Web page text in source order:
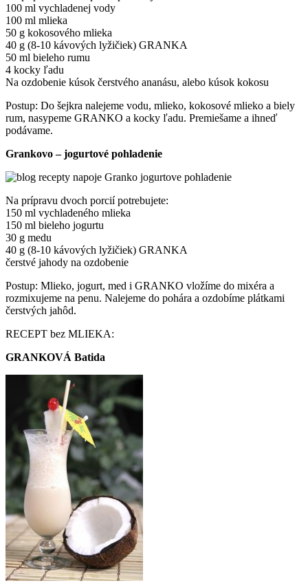
100 ml vychladenej vody
100 ml mlieka
50 g kokosového mlieka
40 g (8-10 kávových lyžičiek) GRANKA
50 ml bieleho rumu
4 kocky ľadu
Na ozdobenie kúsok čerstvého ananásu, alebo kúsok kokosu
Postup: Do šejkra nalejeme vodu, mlieko, kokosové mlieko a biely
rum, nasypeme GRANKO a kocky ľadu. Premiešame a ihneď
podávame.
Grankovo – jogurtové pohladenie
Na prípravu dvoch porcií potrebujete:
150 ml vychladeného mlieka
150 ml bieleho jogurtu
30 g medu
40 g (8-10 kávových lyžičiek) GRANKA
čerstvé jahody na ozdobenie
Postup: Mlieko, jogurt, med i GRANKO vložíme do mixéra a
rozmixujeme na penu. Nalejeme do pohára a ozdobíme plátkami
čerstvých jahôd.
RECEPT bez MLIEKA:
GRANKOVÁ Batida